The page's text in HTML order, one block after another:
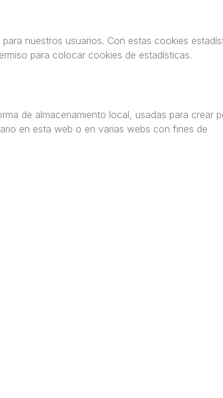
nuestros usuarios. Con estas cookies
para colocar cookies de estadísticas.
de almacenamiento local, usadas para crear
en esta web o en varias webs con fines de